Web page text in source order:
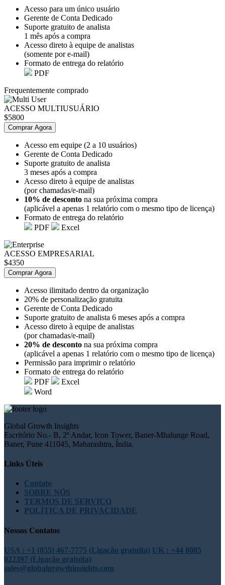
Acesso para um único usuário
Gerente de Conta Dedicado
Suporte gratuito de analista
1 mês após a compra
Acesso direto à equipe de analistas
(somente por e-mail)
Formato de entrega do relatório
PDF
Frequentemente comprado
ACESSO MULTIUSUÁRIO
$5800
Comprar Agora
Acesso em equipe (2 a 10 usuários)
Gerente de Conta Dedicado
Suporte gratuito de analista
3 meses após a compra
Acesso direto à equipe de analistas
(por chamadas/e-mail)
10% de desconto na sua próxima compra
(aplicável a apenas 1 relatório com o mesmo tipo de licença)
Formato de entrega do relatório
PDF
Excel
ACESSO EMPRESARIAL
$4350
Comprar Agora
Acesso ilimitado dentro da organização
20% de personalização gratuita
Gerente de Conta Dedicado
Suporte gratuito de analista 6 meses após a compra
Acesso direto à equipe de analistas
(por chamadas/e-mail)
20% de desconto na sua próxima compra
(aplicável a apenas 1 relatório com o mesmo tipo de licença)
Permissão para imprimir o relatório
Formato de entrega do relatório
PDF
Excel
Word
Global Growth Insights
Escritório No.- B, 2º Andar, Icon Tower, Baner-Mhalunge Road,
Baner, Pune 411045, Maharashtra, Índia.
Links Úteis
Contato
SOBRE NÓS
TERMOS DE SERVIÇO
POLÍTICA DE PRIVACIDADE
Nossos Contatos
USA : +1 (855) 467-7775 (Ligação gratuita) UK : +44 8085
022397 (Ligação gratuita)
sales@globalgrowthinsights.com